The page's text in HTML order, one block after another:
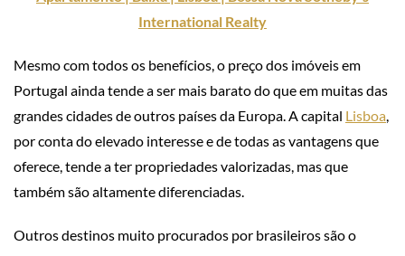
International Realty
Mesmo com todos os benefícios, o preço dos imóveis em
Portugal ainda tende a ser mais barato do que em muitas das
grandes cidades de outros países da Europa. A capital Lisboa,
por conta do elevado interesse e de todas as vantagens que
oferece, tende a ter propriedades valorizadas, mas que
também são altamente diferenciadas.
Outros destinos muito procurados por brasileiros são o